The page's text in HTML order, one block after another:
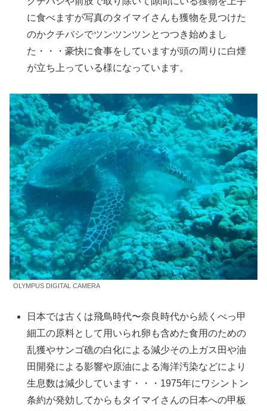
に食べますが写真のタイマイさんも獲物を見つけた
のかクチバシでツンツンツンとつつき始めまし
た・・・豪快に食事をしていますが頭の周りに白煙
が立ち上っている様になっています。
OLYMPUS DIGITAL CAMERA
日本では古くは飛鳥時代〜奈良時代から続くべっ甲
細工の原料として用いられ卵も含めた食用のための
乱獲やサンゴ礁の白化による減少その上ガス田や油
田開発による影響や原油による海洋汚染などにより
生息数は減少しています・・・1975年にワシントン
条約が発効してからもタイマイさんの日本への甲板